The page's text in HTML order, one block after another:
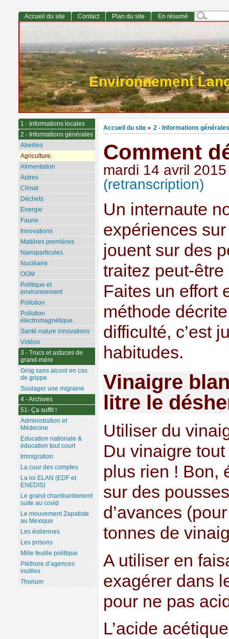
Environnement
Accueil du site > 2 - Informations générales
Comment
mardi 14 avril 2015
(retranscription)
Un internaute
expériences
jouent sur des
traitez peut-
Faites un effort
méthode
difficulté, c’est
habitudes.
Vinaigre
litre le
Utiliser du
Du vinaigre
plus rien ! Bon,
sur des
d’avances
tonnes de
A utiliser en
exagérer dans
pour ne pas
L’acide
Accueil du site Contact Plan du site En résumé
1 - Informations locales
2 - Informations générales
Abeilles
Agriculture.
Alimentation
Autres
Climat
Déchets
Energie
Faune
Innovations
Matières premières
Nanoparticules.
Nucléaire
OGM
Politique et
environnement
Pollution
Pollution
électromagnétique.
Santé nature innovations
Vidéos
3 - Trucs et astuces de
grand-mère
Grog sans alcool en cas
de grippe
Soulager une migraine
4 - Archives
51- Ça suffit !
Administration et
Médecine
Education nationale &
éducation tout court
Immigration
La cour des comptes
La loi ELAN (EDF et
ENEDIS)
Le grand chambardement
suite au covid
Le mouvement Zapatiste
au Mexique
Les éoliennes
Les prisons
Mille feuille politique
Pléthore d’agences
inutiles
Thorium